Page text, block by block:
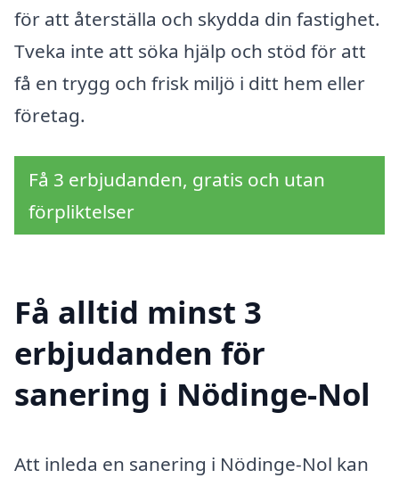
för att återställa och skydda din fastighet.
Tveka inte att söka hjälp och stöd för att
få en trygg och frisk miljö i ditt hem eller
företag.
Få 3 erbjudanden, gratis och utan
förpliktelser
Få alltid minst 3
erbjudanden för
sanering i Nödinge-Nol
Att inleda en sanering i Nödinge-Nol kan